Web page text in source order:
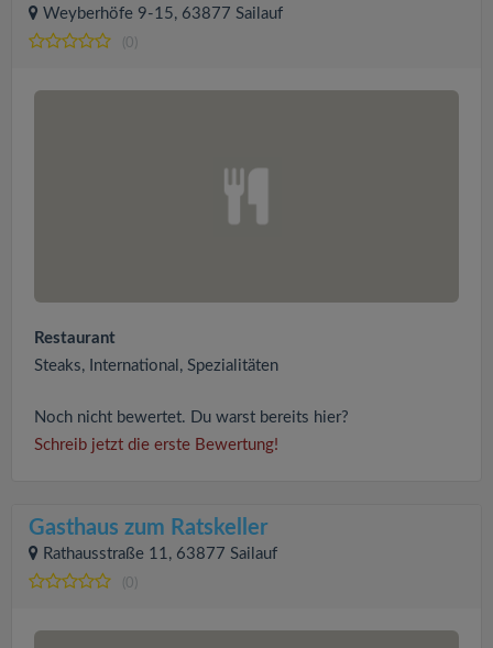
Weyberhöfe 9-15, 63877 Sailauf
(0)
Restaurant
Steaks, International, Spezialitäten
Noch nicht bewertet. Du warst bereits hier?
Schreib jetzt die erste Bewertung!
Gasthaus zum Ratskeller
Rathausstraße 11, 63877 Sailauf
(0)